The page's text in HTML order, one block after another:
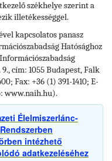
székhelye szerint a
illetékességgel.
kapcsolatos panasz
Hatósághoz
cím: 1055 Budapest, Falk
Fax: +36 (1) 391-1410; E-
www.naih.hu).
Élelmiszerlánc-
intézhető
adatkezeléséhez